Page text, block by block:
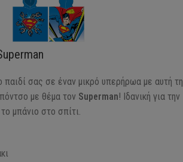
σας σε έναν μικρό υπερήρωα με αυτή τη
με θέμα τον Superman! Ιδανική για την
μπάνιο στο σπίτι.